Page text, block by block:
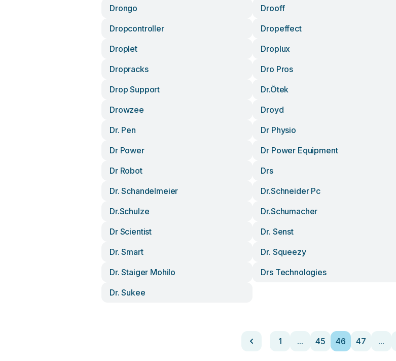
Drongo
Drooff
Dropcontroller
Dropeffect
Droplet
Droplux
Dropracks
Dro Pros
Drop Support
Dr.ötek
Drowzee
Droyd
Dr. Pen
Dr Physio
Dr Power
Dr Power Equipment
Dr Robot
Drs
Dr. Schandelmeier
Dr.schneider Pc
Dr.schulze
Dr.schumacher
Dr Scientist
Dr. Senst
Dr. Smart
Dr. Squeezy
Dr. Staiger Mohilo
Drs Technologies
Dr. Sukee
1 ... 45 46 47 ...